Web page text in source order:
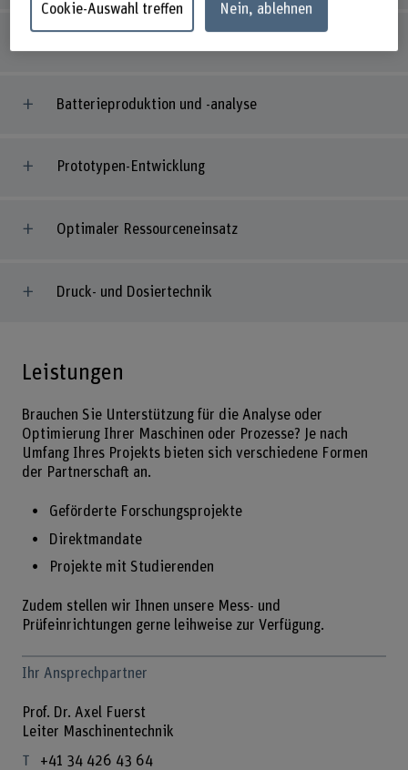
Batterieproduktion und -analyse
Prototypen-Entwicklung
Optimaler Ressourceneinsatz
Druck- und Dosiertechnik
Leistungen
Brauchen Sie Unterstützung für die Analyse oder
Optimierung Ihrer Maschinen oder Prozesse? Je nach
Umfang Ihres Projekts bieten sich verschiedene Formen
der Partnerschaft an.
Geförderte Forschungsprojekte
Direktmandate
Projekte mit Studierenden
Zudem stellen wir Ihnen unsere Mess- und
Prüfeinrichtungen gerne leihweise zur Verfügung.
Ihr Ansprechpartner
Prof. Dr. Axel Fuerst
Leiter Maschinentechnik
+41 34 426 43 64
Cookie-Auswahl treffen Nein, ablehnen